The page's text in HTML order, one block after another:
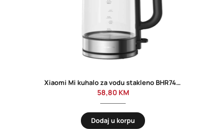
Xiaomi Mi kuhalo za vodu stakleno BHR7423EU
58,80 KM
Dodaj u korpu